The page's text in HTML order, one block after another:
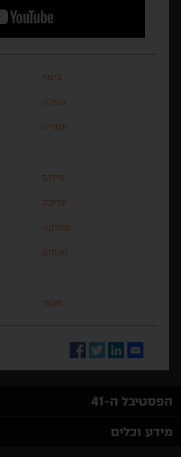
בימוי
הפקה
תסריט
צילום
עריכה
מוזיקה
משחק
מקור
Email
LinkedIn
Twitter
Facebook
הפסטיבל ה-41
מידע וכלים